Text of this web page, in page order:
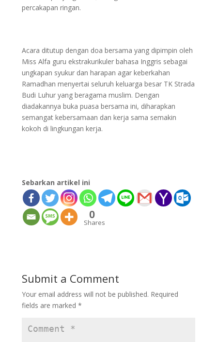
percakapan ringan.
Acara ditutup dengan doa bersama yang dipimpin oleh
Miss Alfa guru ekstrakurikuler bahasa Inggris sebagai
ungkapan syukur dan harapan agar keberkahan
Ramadhan menyertai seluruh keluarga besar TK Strada
Budi Luhur yang beragama muslim. Dengan
diadakannya buka puasa bersama ini, diharapkan
semangat kebersamaan dan kerja sama semakin
kokoh di lingkungan kerja.
Sebarkan artikel ini
0
Shares
Submit a Comment
Your email address will not be published. Required
fields are marked *